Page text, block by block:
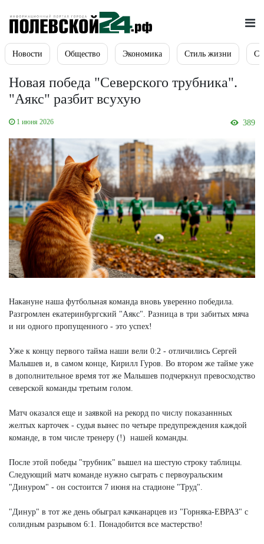
Новости Общество Экономика Стиль жизни
Новая победа "Северского трубника".
"Аякс" разбит всухую
1 июня 2026 389
Накануне наша футбольная команда вновь уверенно победила.
Разгромлен екатеринбургский "Аякс". Разница в три забитых мяча
и ни одного пропущенного - это успех!
Уже к концу первого тайма наши вели 0:2 - отличились Сергей
Малышев и, в самом конце, Кирилл Гуров. Во втором же тайме уже
в дополнительное время тот же Малышев подчеркнул превосходство
северской команды третьим голом.
Матч оказался еще и заявкой на рекорд по числу показаннных
желтых карточек - судья вынес по четыре предупреждения каждой
команде, в том числе тренеру (!) нашей команды.
После этой победы "трубник" вышел на шестую строку таблицы.
Следующий матч команде нужно сыграть с первоуральским
"Динуром" - он состоится 7 июня на стадионе "Труд".
"Динур" в тот же день обыграл качканарцев из "Горняка-ЕВРАЗ" с
солидным разрывом 6:1. Понадобится все мастерство!